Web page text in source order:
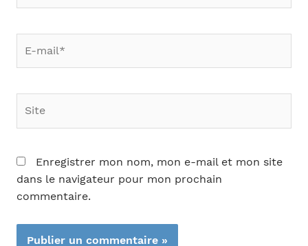
mail*
Enregistrer mon nom, mon e-mail et mon site
dans le navigateur pour mon prochain
commentaire.